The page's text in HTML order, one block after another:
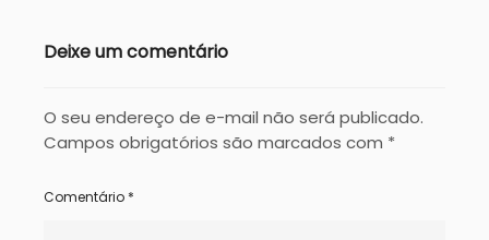
Deixe um comentário
O seu endereço de e-mail não será publicado.
Campos obrigatórios são marcados com *
Comentário *